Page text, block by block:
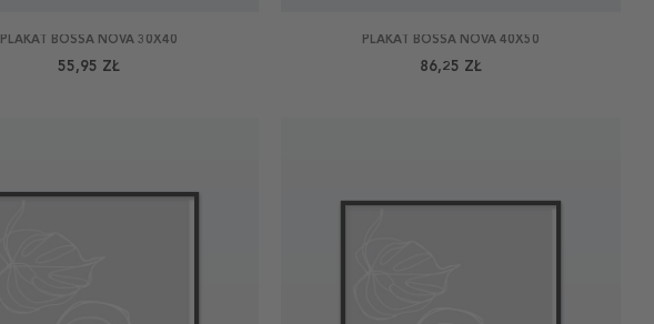
PLAKAT BOSSA NOVA 30X40
55,95 ZŁ
PLAKAT BOSSA NOVA 40X50
86,25 ZŁ